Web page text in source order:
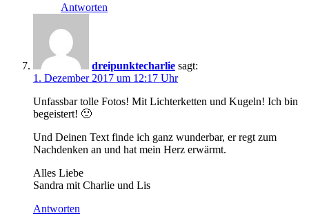
Antworten
dreipunktecharlie sagt:
1. Dezember 2017 um 12:17 Uhr
Unfassbar tolle Fotos! Mit Lichterketten und Kugeln! Ich bin
begeistert! 🙂
Und Deinen Text finde ich ganz wunderbar, er regt zum
Nachdenken an und hat mein Herz erwärmt.
Alles Liebe
Sandra mit Charlie und Lis
Antworten